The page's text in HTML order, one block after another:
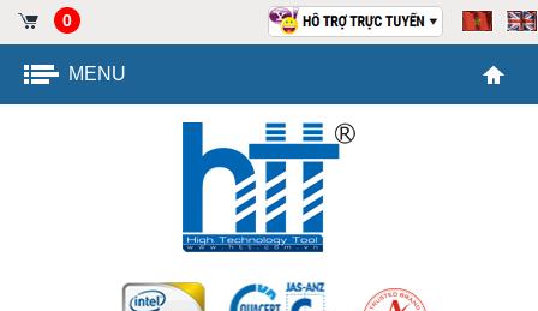
0
MENU